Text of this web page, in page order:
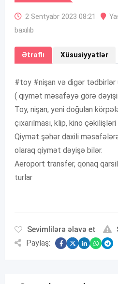
2 Sentyabr 2023 08:21
baxılıb
Ətraflı Xüsusiyyətlər
#toy #nişan və digər tədbirlər
( qiymət məsafəyə görə
Toy, nişan, yeni doğulan
çıxarılması, klip, kino
Qiymət şəhər daxili
olaraq qiymət dəyişə bilər.
Aeroport transfer, qonaq
turlar
Sevimlilərə əlavə et
Paylaş: